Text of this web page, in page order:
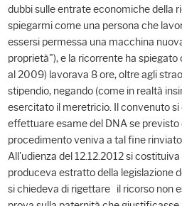
dubbi sulle entrate economiche della
spiegarmi come una persona che
essersi permessa una macchina
proprietà"), e la ricorrente ha
al 2009) lavorava 8 ore, oltre agli
stipendio, negando (come in realtà
esercitato il meretricio. Il convenuto
effettuare esame del DNA se
procedimento veniva a tal fine
All'udienza del 12.12.2012 si
produceva estratto della legislazione
si chiedeva di rigettare il ricorso non